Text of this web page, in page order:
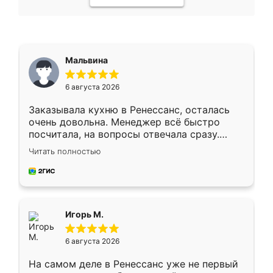
Мальвина
6 августа 2026
Заказывала кухню в Ренессанс, осталась
очень довольна. Менеджер всё быстро
посчитала, на вопросы отвечала сразу.
Замерщик приехал в субботу, подошёл к
делу со всей ответственностью. Собрали
за день, ребята работали аккуратно, даже
Читать полностью
Игорь М.
6 августа 2026
На самом деле в Ренессанс уже не первый